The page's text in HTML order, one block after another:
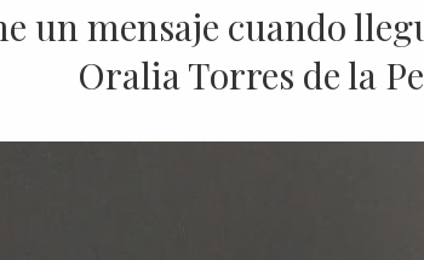
un mensaje cuando
Oralia Torres de la